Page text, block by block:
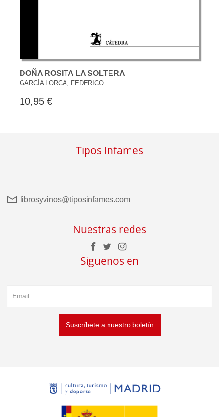
DOÑA ROSITA LA SOLTERA
GARCÍA LORCA, FEDERICO
10,95 €
Tipos Infames
librosyvinos@tiposinfames.com
Nuestras redes
Síguenos en
Suscríbete a nuestro boletín